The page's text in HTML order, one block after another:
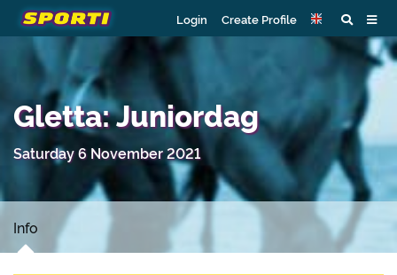
Login Create Profile
Gletta: Juniordag
Saturday 6 November 2021
Info